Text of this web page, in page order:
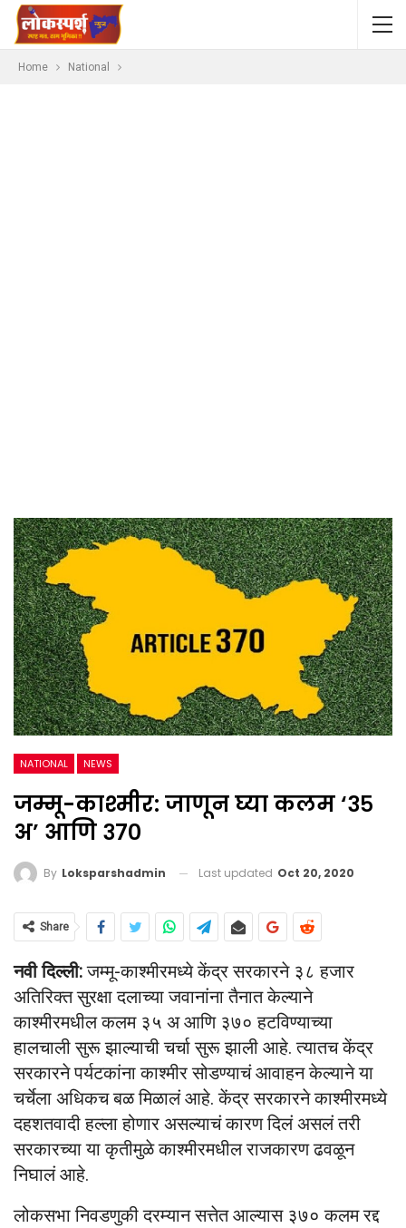
Home National
NATIONAL NEWS
जम्मू-काश्मीर: जाणून घ्या कलम ‘३५
अ’ आणि ३७०
By Loksparshadmin Last updated Oct 20, 2020
Share
नवी दिल्ली:जम्मू-काश्मीरमध्ये केंद्र सरकारने ३८ हजार
अतिरिक्त सुरक्षा दलाच्या जवानांना तैनात केल्याने
काश्मीरमधील कलम ३५ अ आणि ३७० हटविण्याच्या
हालचाली सुरू झाल्याची चर्चा सुरू झाली आहे. त्यातच केंद्र
सरकारने पर्यटकांना काश्मीर सोडण्याचं आवाहन केल्याने या
चर्चेला अधिकच बळ मिळालं आहे. केंद्र सरकारने काश्मीरमध्ये
दहशतवादी हल्ला होणार असल्याचं कारण दिलं असलं तरी
सरकारच्या या कृतीमुळे काश्मीरमधील राजकारण ढवळून
निघालं आहे.
लोकसभा निवडणुकी दरम्यान सत्तेत आल्यास ३७० कलम रद्द